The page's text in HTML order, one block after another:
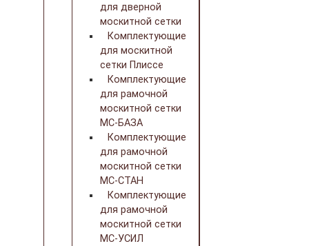
для дверной
москитной сетки
Комплектующие
для москитной
сетки Плиссе
Комплектующие
для рамочной
москитной сетки
МС-БАЗА
Комплектующие
для рамочной
москитной сетки
МС-СТАН
Комплектующие
для рамочной
москитной сетки
МС-УСИЛ